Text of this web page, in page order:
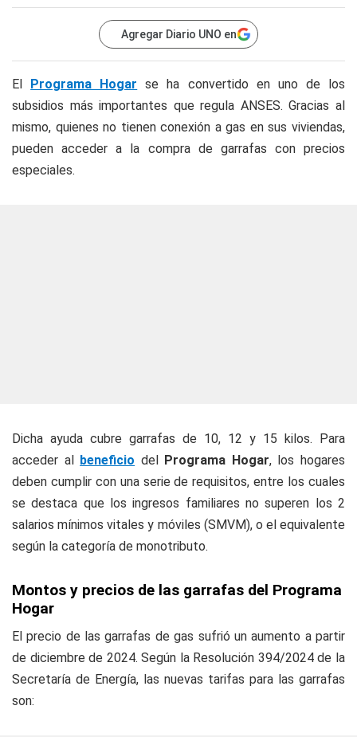
Agregar Diario UNO en
El Programa Hogar se ha convertido en uno de los
subsidios más importantes que regula ANSES. Gracias al
mismo, quienes no tienen conexión a gas en sus viviendas,
pueden acceder a la compra de garrafas con precios
especiales.
Dicha ayuda cubre garrafas de 10, 12 y 15 kilos. Para
acceder al beneficio del Programa Hogar, los hogares
deben cumplir con una serie de requisitos, entre los cuales
se destaca que los ingresos familiares no superen los 2
salarios mínimos vitales y móviles (SMVM), o el equivalente
según la categoría de monotributo.
Montos y precios de las garrafas del Programa
Hogar
El precio de las garrafas de gas sufrió un aumento a partir
de diciembre de 2024. Según la Resolución 394/2024 de la
Secretaría de Energía, las nuevas tarifas para las garrafas
son: